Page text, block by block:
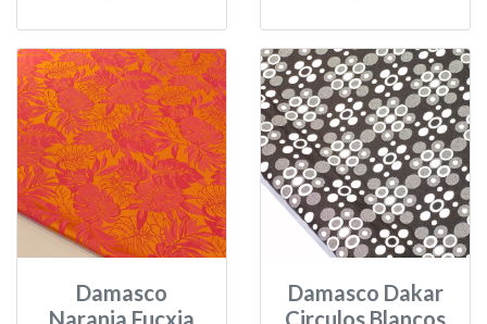
Damasco
Naranja Fucxia
Damasco Dakar
Circulos Blancos